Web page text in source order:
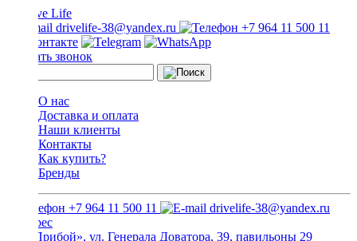
drivelife-38@yandex.ru +7 964 11 500 11
Заказать звонок
О нас
Доставка и оплата
Наши клиенты
Контакты
Как купить?
Бренды
+7 964 11 500 11 drivelife-38@yandex.ru
ТЦ «Прибой», ул. Генерала Доватора, 39, павильоны 29